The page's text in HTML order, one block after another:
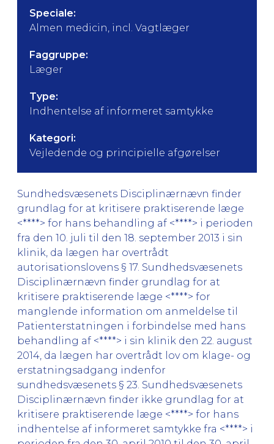
Speciale:
Almen medicin, incl. Vagtlæger
Faggruppe:
Læger
Type:
Indhentelse af informeret samtykke
Kategori:
Vejledende og principielle afgørelser
Sundhedsvæsenets Disciplinærnævn finder
grundlag for at kritisere praktiserende læge
<****> for hans behandling af <****> i perioden
fra den 10. juli til den 18. september 2013 i sin
klinik, da lægen har overtrådt
autorisationslovens § 17. Sundhedsvæsenets
Disciplinærnævn finder grundlag for at
kritisere praktiserende læge <****> for
manglende information om anmeldelse til
Patienterstatningen i forbindelse med hans
behandling af <****> i sin klinik den 22. august
2014, da lægen har overtrådt lov om klage- og
erstatningsadgang indenfor
sundhedsvæsenets § 23. Sundhedsvæsenets
Disciplinærnævn finder ikke grundlag for at
kritisere praktiserende læge <****> for hans
indhentelse af informeret samtykke fra <****> i